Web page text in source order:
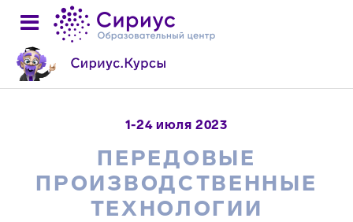
1-24 июля 2023
ПЕРЕДОВЫЕ
ПРОИЗВОДСТВЕННЫЕ
ТЕХНОЛОГИИ